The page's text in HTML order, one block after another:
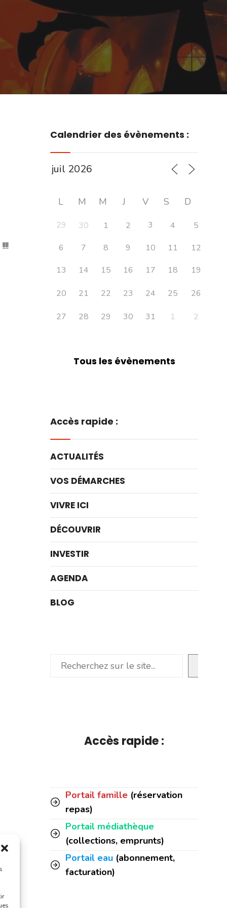
Calendrier des évènements :
L M M J V S D
29 30 1 2 3 4
5
6
7 8 9 10 11
12
13
14 15 16 17 18 19
20 21 22 23 24 25 26
27 28 29 30 31 1 2
Tous les évènements
Accès rapide :
ACTUALITÉS
VOS DÉMARCHES
VIVRE ICI
DÉCOUVRIR
INVESTIR
AGENDA
BLOG
Rechercher
Accès rapide :
Portail famille (réservation
repas)
Portail médiathèque
(collections, emprunts)
Portail eau (abonnement,
facturation)